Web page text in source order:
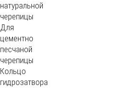
натуральной
черепицы
Для
цементно
песчаной
черепицы
Кольцо
гидрозатвора